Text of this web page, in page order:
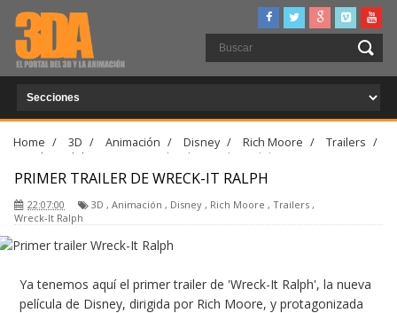
Home / 3D / Animación / Disney / Rich Moore / Trailers /
Wreck-It Ralph
Primer trailer de Wreck-It Ralph
PRIMER TRAILER DE WRECK-IT RALPH
22:07:00 3D , Animación , Disney , Rich Moore , Trailers ,
Wreck-It Ralph
Ya tenemos aquí el primer trailer de 'Wreck-It Ralph', la nueva
película de Disney, dirigida por Rich Moore, y protagonizada